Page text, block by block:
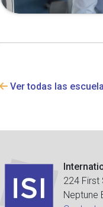
Ver todas las
224 First
Neptune